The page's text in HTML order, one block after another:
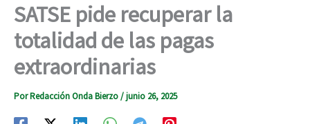
SATSE pide recuperar la
totalidad de las pagas
extraordinarias
PorRedacción Onda Bierzo/junio 26, 2025